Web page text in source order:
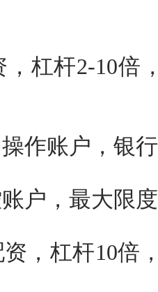
杠杆2-10倍
作账户，银
户，最大限
，杠杆10倍